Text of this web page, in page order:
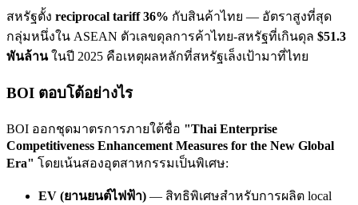
สหรัฐตั้ง reciprocal tariff 36% กับสินค้าไทย — อัตราสูงที่สุด
กลุ่มหนึ่งใน ASEAN ตัวเลขดุลการค้าไทย-สหรัฐที่เกินดุล $51.3
พันล้านในปี 2025 คือเหตุผลหลักที่สหรัฐเล็งเป้ามาที่ไทย
BOI ตอบโต้อย่างไร
BOI ออกชุดมาตรการภายใต้ชื่อ "Thai Enterprise
Competitiveness Enhancement Measures for the New Global
Era" โดยเน้นสองอุตสาหกรรมเป็นพิเศษ:
EV (ยานยนต์ไฟฟ้า) — สิทธิพิเศษสำหรับการผลิต local